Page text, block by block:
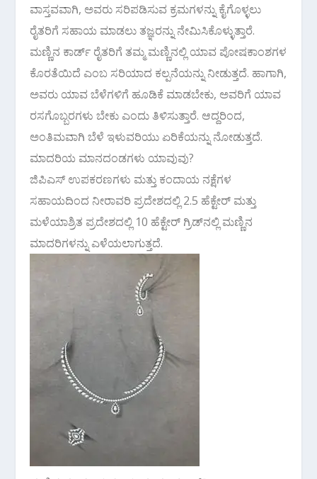
ವಾಸ್ತವವಾಗಿ, ಅವರು ಸರಿಪಡಿಸುವ ಕ್ರಮಗಳನ್ನು ಕೈಗೊಳ್ಳಲು
ರೈತರಿಗೆ ಸಹಾಯ ಮಾಡಲು ತಜ್ಞರನ್ನು ನೇಮಿಸಿಕೊಳ್ಳುತ್ತಾರೆ.
ಮಣ್ಣಿನ ಕಾರ್ಡ್ ರೈತರಿಗೆ ತಮ್ಮ ಮಣ್ಣಿನಲ್ಲಿ ಯಾವ ಪೋಷಕಾಂಶಗಳ
ಕೊರತೆಯಿದೆ ಎಂಬ ಸರಿಯಾದ ಕಲ್ಪನೆಯನ್ನು ನೀಡುತ್ತದೆ. ಹಾಗಾಗಿ,
ಅವರು ಯಾವ ಬೆಳೆಗಳಿಗೆ ಹೂಡಿಕೆ ಮಾಡಬೇಕು, ಅವರಿಗೆ ಯಾವ
ರಸಗೊಬ್ಬರಗಳು ಬೇಕು ಎಂದು ತಿಳಿಸುತ್ತಾರೆ. ಆದ್ದರಿಂದ,
ಅಂತಿಮವಾಗಿ ಬೆಳೆ ಇಳುವರಿಯು ಏರಿಕೆಯನ್ನು ನೋಡುತ್ತದೆ.
ಮಾದರಿಯ ಮಾನದಂಡಗಳು ಯಾವುವು?
ಜಿಪಿಎಸ್ ಉಪಕರಣಗಳು ಮತ್ತು ಕಂದಾಯ ನಕ್ಷೆಗಳ
ಸಹಾಯದಿಂದ ನೀರಾವರಿ ಪ್ರದೇಶದಲ್ಲಿ 2.5 ಹೆಕ್ಟೇರ್ ಮತ್ತು
ಮಳೆಯಾಶ್ರಿತ ಪ್ರದೇಶದಲ್ಲಿ 10 ಹೆಕ್ಟೇರ್ ಗ್ರಿಡ್‌ನಲ್ಲಿ ಮಣ್ಣಿನ
ಮಾದರಿಗಳನ್ನು ಎಳೆಯಲಾಗುತ್ತದೆ.